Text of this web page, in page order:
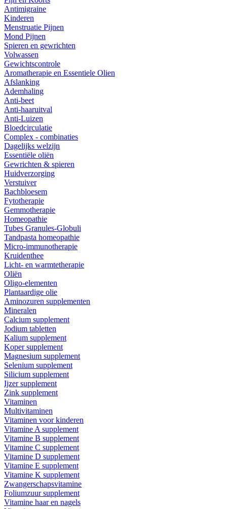
Antimigraine
Kinderen
Menstruatie Pijnen
Mond Pijnen
Spieren en gewrichten
Volwassen
Gewichtscontrole
Aromatherapie en Essentiele Olien
Afslanking
Ademhaling
Anti-beet
Anti-haaruitval
Anti-Luizen
Bloedcirculatie
Complex - combinaties
Dagelijks welzijn
Essentiële oliën
Gewrichten & spieren
Huidverzorging
Verstuiver
Bachbloesem
Fytotherapie
Gemmotherapie
Homeopathie
Tubes Granules-Globuli
Tandpasta homeopathie
Micro-immunotherapie
Kruidenthee
Licht- en warmtetherapie
Oliën
Oligo-elementen
Plantaardige olie
Aminozuren supplementen
Mineralen
Calcium supplement
Jodium tabletten
Kalium supplement
Koper supplement
Magnesium supplement
Selenium supplement
Silicium supplement
Ijzer supplement
Zink supplement
Vitaminen
Multivitaminen
Vitaminen voor kinderen
Vitamine A supplement
Vitamine B supplement
Vitamine C supplement
Vitamine D supplement
Vitamine E supplement
Vitamine K supplement
Zwangerschapsvitamine
Foliumzuur supplement
Vitamine haar en nagels